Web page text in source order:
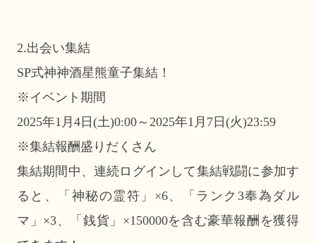
2.出会い集結
SP式神神酒星熊童子集結！
※イベント期間
2025年1月4日(土)0:00～2025年1月7日(火)23:59
※集結報酬盛りだくさん
集結期間中、連続ログインして集結戦闘に参加す
ると、「神秘の霊符」×6、「ランク3奉為ダル
マ」×3、「銭貨」×150000を含む豪華報酬を獲得